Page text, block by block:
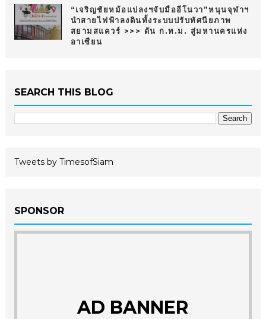
“เจริญชัยหม้อแปลงฯจับมืออีโนวา”หนุนจุฬาฯ
นำสายไฟฟ้าลงดินทั้งระบบปรับทัศนียภาพ
สยามสแควร์ >>> ดัน ก.ท.ม. สู่มหานครแห่ง
อาเซียน
SEARCH THIS BLOG
Tweets by TimesofSiam
SPONSOR
AD BANNER